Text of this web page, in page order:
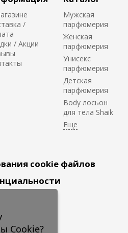
/
/ Акции
Мужская
парфюмерия
Женская
парфюмерия
Унисекс
парфюмерия
Детская
парфюмерия
Body лосьон
для тела Shaik
cookie файлов
Cookie?